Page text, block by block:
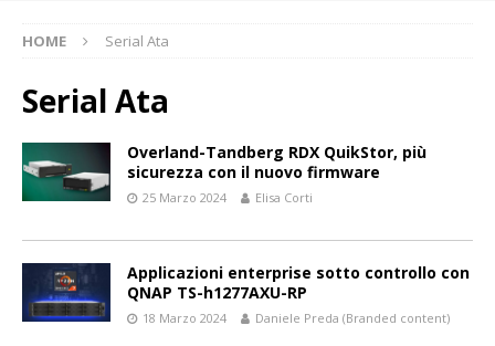
HOME Serial Ata
Serial Ata
Overland-Tandberg RDX QuikStor, più
sicurezza con il nuovo firmware
25 Marzo 2024 Elisa Corti
Applicazioni enterprise sotto controllo con
QNAP TS-h1277AXU-RP
18 Marzo 2024 Daniele Preda (Branded content)